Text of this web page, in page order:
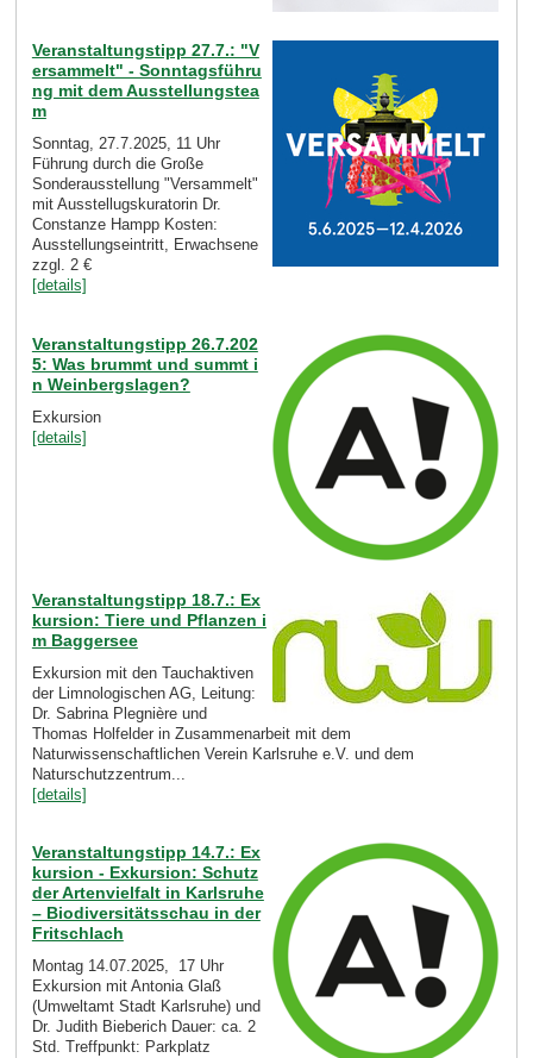
Veranstaltungstipp 27.7.: "V
ersammelt" - Sonntagsführu
ng mit dem Ausstellungstea
m
Sonntag, 27.7.2025, 11 Uhr
Führung durch die Große
Sonderausstellung "Versammelt"
mit Ausstellugskuratorin Dr.
Constanze Hampp Kosten:
Ausstellungseintritt, Erwachsene
zzgl. 2 €
[details]
Veranstaltungstipp 26.7.202
5: Was brummt und summt i
n Weinbergslagen?
Exkursion
[details]
Veranstaltungstipp 18.7.: Ex
kursion: Tiere und Pflanzen i
m Baggersee
Exkursion mit den Tauchaktiven
der Limnologischen AG, Leitung:
Dr. Sabrina Plegnière und
Thomas Holfelder in Zusammenarbeit mit dem
Naturwissenschaftlichen Verein Karlsruhe e.V. und dem
Naturschutzzentrum...
[details]
Veranstaltungstipp 14.7.: Ex
kursion - Exkursion: Schutz
der Artenvielfalt in Karlsruhe
– Biodiversitätsschau in der
Fritschlach
Montag 14.07.2025, 17 Uhr
Exkursion mit Antonia Glaß
(Umweltamt Stadt Karlsruhe) und
Dr. Judith Bieberich Dauer: ca. 2
Std. Treffpunkt: Parkplatz